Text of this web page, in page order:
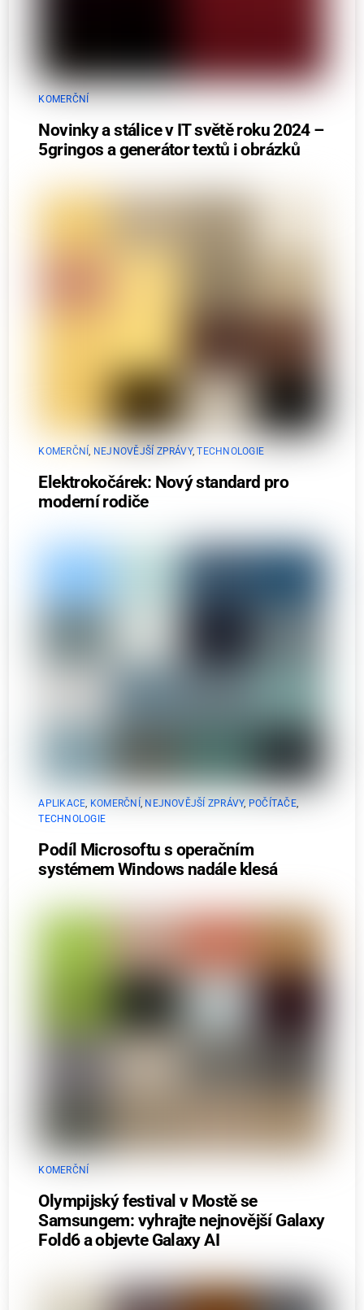
KOMERČNÍ
Novinky a stálice v IT světě roku 2024 –
5gringos a generátor textů i obrázků
KOMERČNÍ NEJNOVĚJŠÍ ZPRÁVY,TECHNOLOGIE
Elektrokočárek: Nový standard pro
moderní rodiče
APLIKACE KOMERČNÍ, NEJNOVĚJŠÍ ZPRÁVY, POČÍTAČE,
TECHNOLOGIE
Podíl Microsoftu s operačním
systémem Windows nadále klesá
KOMERČNÍ
Olympijský festival v Mostě se
Samsungem: vyhrajte nejnovější Galaxy
Fold6 a objevte Galaxy AI